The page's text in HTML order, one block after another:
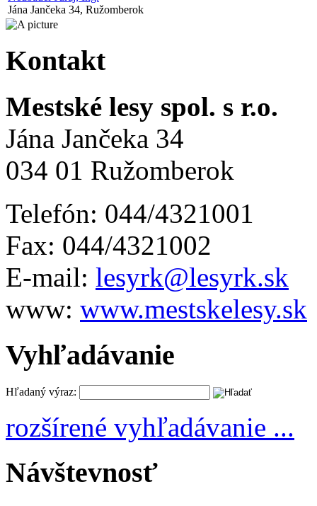
Jána Jančeka 34, Ružomberok
Kontakt
Mestské lesy spol. s r.o.
Jána Jančeka 34
034 01 Ružomberok
Telefón: 044/4321001
Fax: 044/4321002
E-mail: lesyrk@lesyrk.sk
www: www.mestskelesy.sk
Vyhľadávanie
Hľadaný výraz:
rozšírené vyhľadávanie ...
Návštevnosť